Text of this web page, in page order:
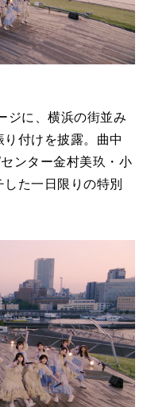
ジに、横浜の街並み
付けを披露。曲中
ンター金村美玖・小
た一日限りの特別